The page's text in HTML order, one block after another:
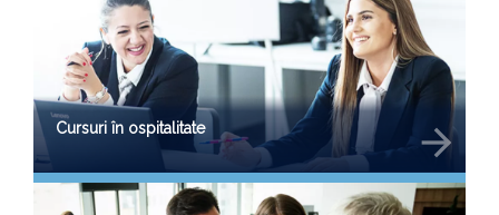
Cursuri în ospitalitate arrow_forward